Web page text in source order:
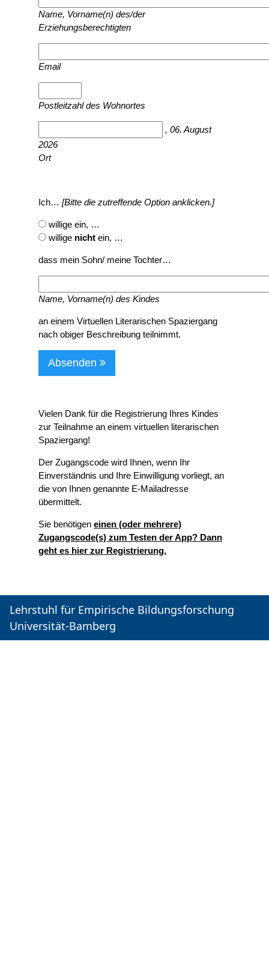
Name, Vorname(n) des/der
Erziehungsberechtigten
Email
Postleitzahl des Wohnortes
, 06. August
2026
Ort
Ich… [Bitte die zutreffende Option anklicken.]
willige ein, …
willige nicht ein, …
dass mein Sohn/ meine Tochter…
Name, Vorname(n) des Kindes
an einem Virtuellen Literarischen Spaziergang
nach obiger Beschreibung teilnimmt.
Absenden
Vielen Dank für die Registrierung Ihres Kindes
zur Teilnahme an einem virtuellen literarischen
Spaziergang!
Der Zugangscode wird Ihnen, wenn Ihr
Einverständnis und Ihre Einwilligung vorliegt, an
die von Ihnen genannte E-Mailadresse
übermittelt.
Sie benötigen einen (oder mehrere)
Zugangscode(s) zum Testen der App? Dann
geht es hier zur Registrierung.
Lehrstuhl für Empirische Bildungsforschung
Universität-Bamberg